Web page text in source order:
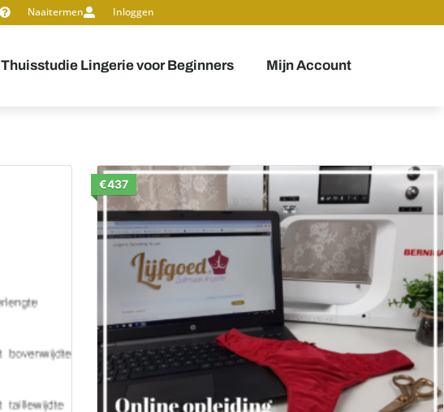
Naaitermen Inloggen
Thuisstudie Lingerie voor Beginners Mijn Account
€437